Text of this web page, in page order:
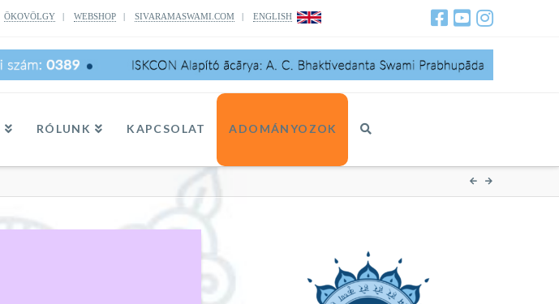
ÖKOVÖLGY| WEBSHOP| SIVARAMASWAMI.COM| ENGLISH
RÓLUNK KAPCSOLAT ADOMÁNYOZOK